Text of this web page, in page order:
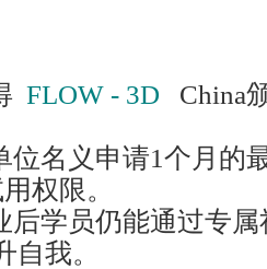
FLOW - 3D
China
位名义申请1个月的
权限。
后学员仍能通过专
我。